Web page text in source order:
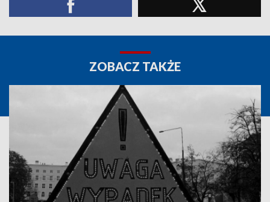
ZOBACZ TAKŻE